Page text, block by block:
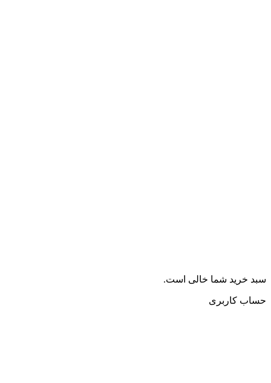
سبد خرید شما خالی است.
حساب کاربری